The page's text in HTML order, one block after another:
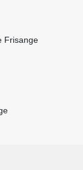
Frisange